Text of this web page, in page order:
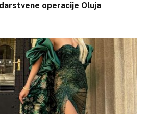
operacije Oluja